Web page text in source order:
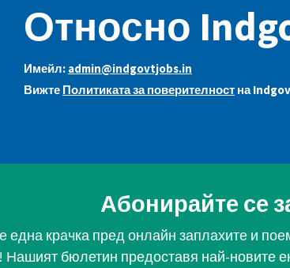
Относно
Имейл: admin@indgovtjobs.in
Вижте Политиката за поверителност на
Абонирайте се
една крачка пред онлайн заплахите и
Нашият бюлетин предоставя най-новите